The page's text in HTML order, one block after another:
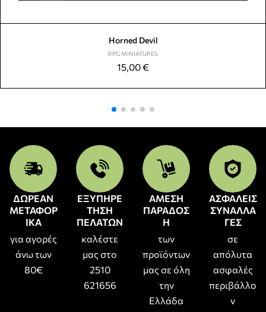
Horned Devil
RPG MINIATURES
15,00€
ΔΩΡΕΑΝ
ΜΕΤΑΦΟΡ
ΙΚΑ
για αγορές
άνω των
80€
ΕΞΥΠΗΡΕ
ΤΗΣΗ
ΠΕΛΑΤΩΝ
καλέστε
μας στο
2510
621656
ΑΜΕΣΗ
ΠΑΡΑΔΟΣ
Η
των
προϊόντων
μας σε όλη
την
Ελλάδα
ΑΣΦΑΛΕΙΣ
ΣΥΝΑΛΛΑ
ΓΕΣ
σε
απόλυτα
ασφαλές
περιβάλλο
ν